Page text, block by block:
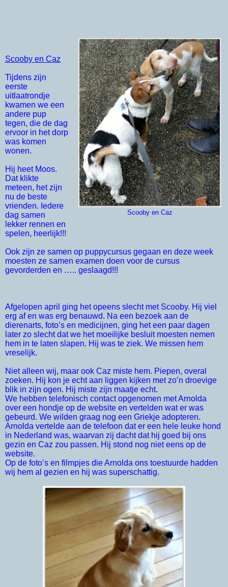
Scooby en Caz
Scooby en Caz
Tijdens zijn
eerste
uitlaatrondje
kwamen we een
andere pup
tegen, die de dag
ervoor in het dorp
was komen
wonen.
Hij heet Moos.
Dat klikte
meteen, het zijn
nu de beste
vrienden. Iedere
dag samen
lekker rennen en
spelen, heerlijk!!!
Ook zijn ze samen op puppycursus gegaan en deze week
moesten ze samen examen doen voor de cursus
gevorderden en ….. geslaagd!!!
Afgelopen april ging het opeens slecht met Scooby. Hij viel
erg af en was erg benauwd. Na een bezoek aan de
dierenarts, foto’s en medicijnen, ging het een paar dagen
later zo slecht dat we het moeilijke besluit moesten nemen
hem in te laten slapen. Hij was te ziek. We missen hem
vreselijk.
Niet alleen wij, maar ook Caz miste hem. Piepen, overal
zoeken. Hij kon je echt aan liggen kijken met zo’n droevige
blik in zijn ogen. Hij miste zijn maatje echt.
We hebben telefonisch contact opgenomen met Arnolda
over een hondje op de website en vertelden wat er was
gebeurd. We wilden graag nog een Griekje adopteren.
Arnolda vertelde aan de telefoon dat er een hele leuke hond
in Nederland was, waarvan zij dacht dat hij goed bij ons
gezin en Caz zou passen. Hij stond nog niet eens op de
website.
Op de foto’s en filmpjes die Arnolda ons toestuurde hadden
wij hem al gezien en hij was superschattig.